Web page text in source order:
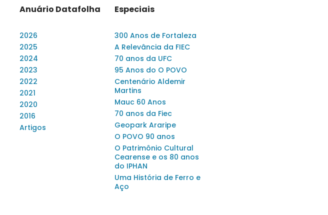
Anuário Datafolha
2026
2025
2024
2023
2022
2021
2020
2016
Artigos
Especiais
300 Anos de Fortaleza
A Relevância da FIEC
70 anos da UFC
95 Anos do O POVO
Centenário Aldemir
Martins
Mauc 60 Anos
70 anos da Fiec
Geopark Araripe
O POVO 90 anos
O Patrimônio Cultural
Cearense e os 80 anos
do IPHAN
Uma História de Ferro e
Aço